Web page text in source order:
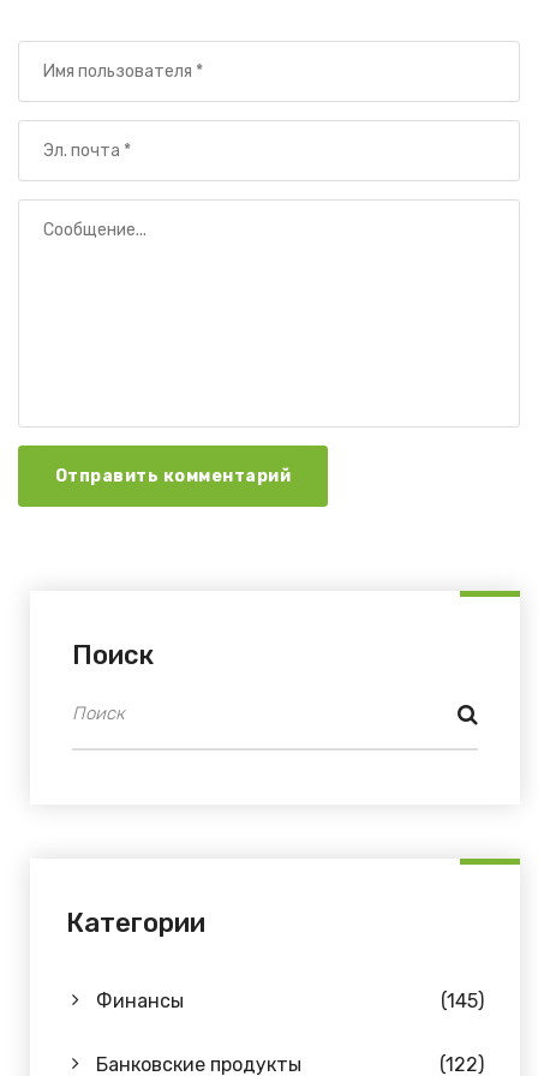
Отправить комментарий
Поиск
Категории
Финансы (145)
Банковские продукты (122)